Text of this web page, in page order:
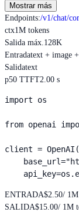
Mostrar más
Endpoints:/v1/chat/
ctx1M tokens
Salida máx. 128K
Entradatext + image
Salidatext
p50 TTFT2.00 s
import os
from openai
client = OpenAI(
ENTRADA$2.50/ 1M
SALIDA$15.00/ 1M